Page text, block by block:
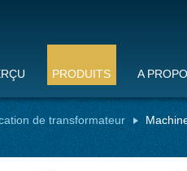
PRODUITS A
de transformateur